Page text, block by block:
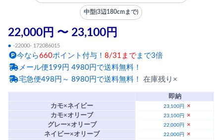
中型(3辺180cmまで)
22,000円 〜 23,100円
● -22000- 172086015
今なら660ポイント付与！ 8/31まで まで3倍
メール便199円 4980円で送料無料！
宅急便498円～ 8980円で送料無料！ 在庫残り×
即納
カモ×ネイビー
23,100円
×
カモ×オリーブ
23,100円
×
グレー×オリーブ
22,000円
×
ネイビー×オリーブ
22,000円
×